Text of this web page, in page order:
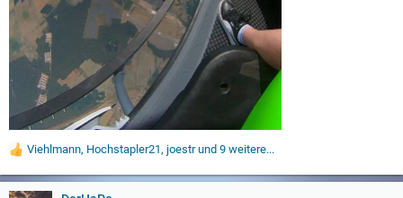
W
r
Viehlmann, Hochstapler21, joestrund 9 weitere...